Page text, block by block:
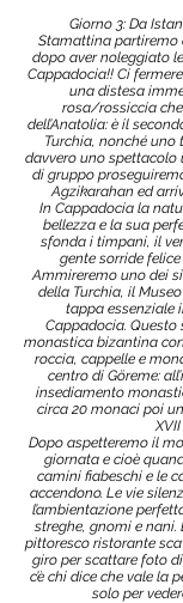
Giorno 3: Da
Stamattina partiremo
dopo aver noleggiato
Cappadocia!! Ci
una distesa
rosa/rossiccia
dell’Anatolia: è il
Turchia, nonché uno
davvero uno spettacolo
di gruppo
Agzikarahan ed
In Cappadocia la
bellezza e la sua
sfonda i timpani, il
gente sorride
Ammireremo uno dei
della Turchia, il
tappa essenziale
Cappadocia.
monastica bizantina
roccia, cappelle e
centro di Göreme:
insediamento
circa 20 monaci poi
Dopo aspetteremo il
giornata e cioè
camini fiabeschi e le
accendono. Le vie
l’ambientazione
streghe, gnomi e nani.
pittoresco ristorante
giro per scattare foto
c’è chi dice che vale la
solo per